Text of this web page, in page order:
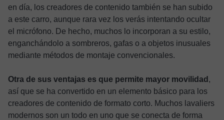
en día, los creadores de contenido también se han subido
a este carro, aunque rara vez los verás intentando ocultar
el micrófono. De hecho, muchos lo incorporan a su estilo,
enganchándolo a sombreros, gafas o a objetos inusuales
mediante métodos de montaje convencionales.
Otra de sus ventajas es que permite mayor movilidad ,
así que se ha convertido en un elemento básico para los
creadores de contenido de formato corto. Muchos lavaliers
modernos son un todo en uno que se conecta de forma